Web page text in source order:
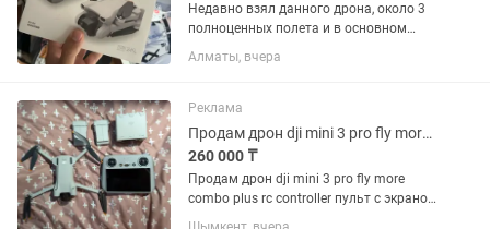
Недавно взял данного дрона, около 3
полноценных полета и в основном
около 10-15 взлет/посадка. В
комплектации: сумка, зарядник, одна
все за 309 000 сделаю...
Алматы, вчера
Реклама
Продам дрон dji mini 3 pro fly more combo plus
260 000 ₸
Продам дрон dji mini 3 pro fly more
combo plus rc controller пульт с экраном
и две батареи с повышенной